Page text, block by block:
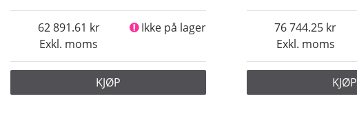
Exkl. moms
62 891.61 Ikke på lager
KJØP
Exkl. moms
76 744.25
KJØP